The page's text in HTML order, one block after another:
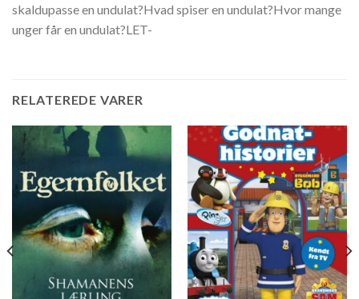
skaldupasse en undulat?Hvad spiser en undulat?Hvor mange
unger får en undulat?LET-
RELATEREDE VARER